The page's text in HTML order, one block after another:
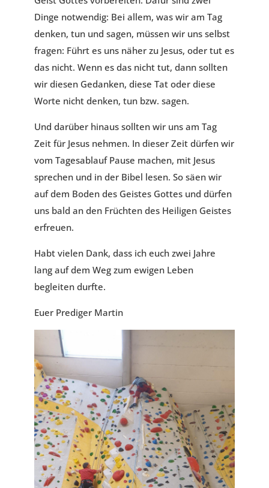
Dinge notwendig: Bei allem, was wir am Tag
denken, tun und sagen, müssen wir uns selbst
fragen: Führt es uns näher zu Jesus, oder tut es
das nicht. Wenn es das nicht tut, dann sollten
wir diesen Gedanken, diese Tat oder diese
Worte nicht denken, tun bzw. sagen.
Und darüber hinaus sollten wir uns am Tag
Zeit für Jesus nehmen. In dieser Zeit dürfen wir
vom Tagesablauf Pause machen, mit Jesus
sprechen und in der Bibel lesen. So säen wir
auf dem Boden des Geistes Gottes und dürfen
uns bald an den Früchten des Heiligen Geistes
erfreuen.
Habt vielen Dank, dass ich euch zwei Jahre
lang auf dem Weg zum ewigen Leben
begleiten durfte.
Euer Prediger Martin